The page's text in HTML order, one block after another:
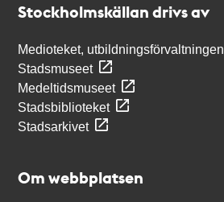
Stockholmskällan drivs av
Medioteket, utbildningsförvaltningen
Stadsmuseet
Medeltidsmuseet
Stadsbiblioteket
Stadsarkivet
Om webbplatsen